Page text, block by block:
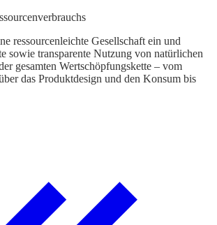
ressourcenleichte Gesellschaft ein und
sowie transparente Nutzung von natürlichen
gesamten Wertschöpfungskette – vom
das Produktdesign und den Konsum bis